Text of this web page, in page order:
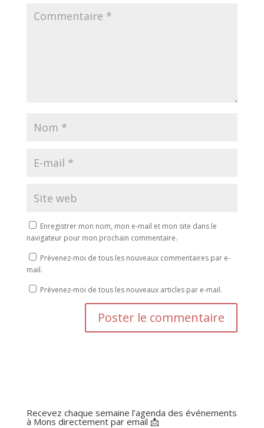
Enregistrer mon nom, mon e-mail et mon site dans le
navigateur pour mon prochain commentaire.
Prévenez-moi de tous les nouveaux commentaires par e-
mail.
Prévenez-moi de tous les nouveaux articles par e-mail.
Recevez chaque semaine l’agenda des événements
à Mons directement par email 📩